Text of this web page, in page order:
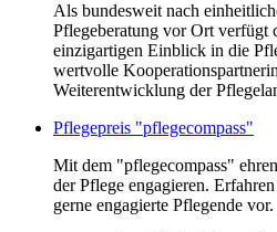
Als bundesweit nach
Pflegeberatung vor Ort verfügt
einzigartigen Einblick in die
wertvolle
Weiterentwicklung der
Pflegepreis "pflegecompass"
Mit dem "pflegecompass"
der Pflege engagieren.
gerne engagierte Pflegende vor.